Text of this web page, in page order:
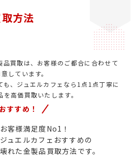
方法
買取は、お客様のご都合に合わせて
しています。
も、ジュエルカフェなら1点1点丁寧に
高価買取いたします。
おすすめ！
お客様満足度No1！
ジュエルカフェおすすめの
壊れた金製品買取方法です。